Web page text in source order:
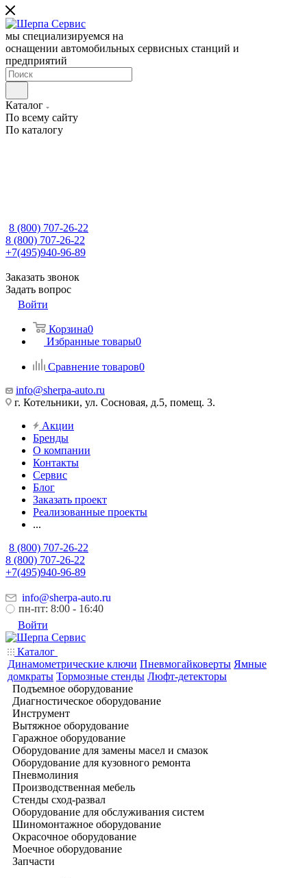
мы специализируемся на
оснащении автомобильных сервисных станций и
предприятий
Каталог
По всему сайту
По каталогу
8 (800) 707-26-22
8 (800) 707-26-22
+7(495)940-96-89
Заказать звонок
Задать вопрос
Войти
Корзина0
Избранные товары0
Сравнение товаров0
info@sherpa-auto.ru
г. Котельники, ул. Сосновая, д.5, помещ. 3.
Акции
Бренды
О компании
Контакты
Сервис
Блог
Заказать проект
Реализованные проекты
...
8 (800) 707-26-22
8 (800) 707-26-22
+7(495)940-96-89
info@sherpa-auto.ru
пн-пт: 8:00 - 16:40
Войти
Каталог
Динамометрические ключи Пневмогайковерты Ямные
домкраты Тормозные стенды Люфт-детекторы
Подъемное оборудование
Диагностическое оборудование
Инструмент
Вытяжное оборудование
Гаражное оборудование
Оборудование для замены масел и смазок
Оборудование для кузовного ремонта
Пневмолиния
Производственная мебель
Стенды сход-развал
Оборудование для обслуживания систем
Шиномонтажное оборудование
Окрасочное оборудование
Моечное оборудование
Запчасти